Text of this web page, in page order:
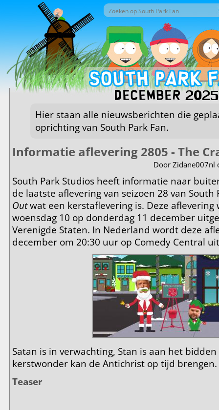
Overslaan en naar de inhoud gaan
Zoekveld
Zoek door deze site
december 2025
Hier staan alle nieuwsberichten die
oprichting van South Park Fan.
Informatie aflevering 2805 - The
Door Zidane007nl
South Park Studios heeft informatie naar
de laatste aflevering van seizoen 28 van
Outwat een kerstaflevering is. Deze
woensdag 10 op donderdag 11 december
Verenigde Staten. In Nederland wordt deze
december om 20:30 uur op Comedy Central
Satan is in verwachting, Stan is aan het
kerstwonder kan de Antichrist op tijd brengen.
Teaser